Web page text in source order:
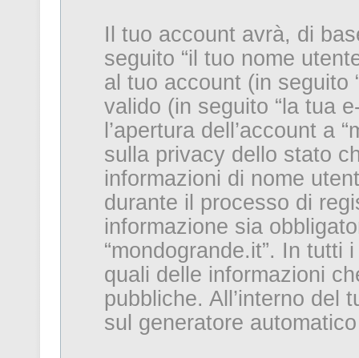
Il tuo account avrà, di
seguito “il tuo nome
al tuo account (in seguito
valido (in seguito “la tua
l’apertura dell’account a
sulla privacy dello stato
informazioni di nome
durante il processo di
informazione sia
“mondogrande.it”. In
quali delle informazioni
pubbliche. All’interno del
sul generatore